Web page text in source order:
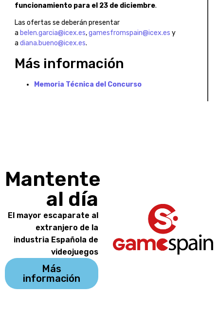
funcionamiento para el 23 de diciembre.
Las ofertas se deberán presentar
a belen.garcia@icex.es,gamesfromspain@icex.es y
a diana.bueno@icex.es.
Más información
Memoria Técnica del Concurso
Mantente
al día
El mayor escaparate al
extranjero de la
industria Española de
videojuegos
Más
información